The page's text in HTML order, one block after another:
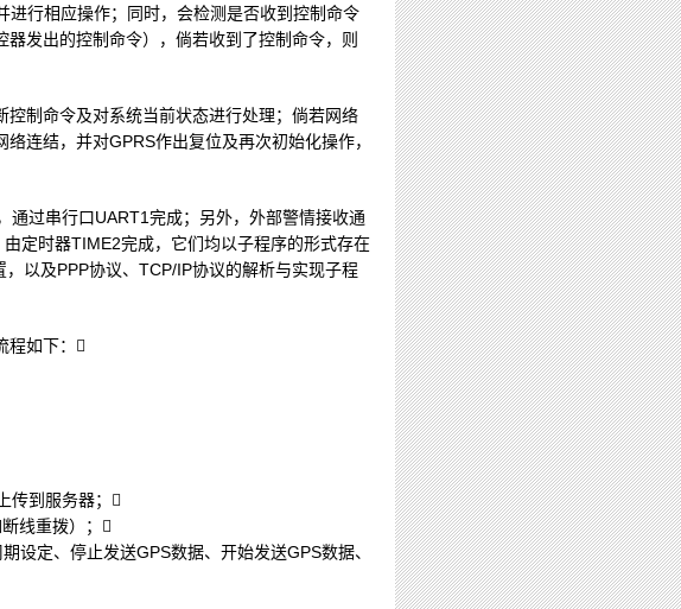
行相应操作；同时，会检测是否收到控制命令
发出的控制命令），倘若收到了控制命令，则
制命令及对系统当前状态进行处理；倘若网络
连结，并对GPRS作出复位及再次初始化操作，
通过串行口UART1完成；另外，外部警情接收通
定时器TIME2完成，它们均以子程序的形式存在
以及PPP协议、TCP/IP协议的解析与实现子程
程如下：
传到服务器；
线重拨）；
设定、停止发送GPS数据、开始发送GPS数据、